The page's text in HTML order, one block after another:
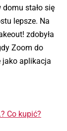
stało się
lepsze. Na
zdobyła
Zoom do
jako aplikacja
Co kupić?